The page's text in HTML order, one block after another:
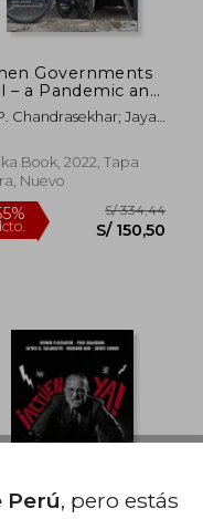
Governments
– a Pandemic and
Aftermath (en
Chandrasekhar; Jayati
Book, 2022, Tapa
Nuevo
55% S/
Perú, pero estás